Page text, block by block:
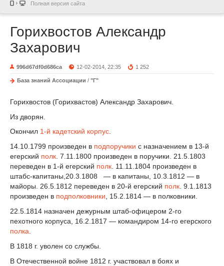
Полная версия сайта
Горихвостов Александр
Захарович
996d67df0d686ca 12-02-2014, 22:35 1 252
База знаний Ассоциации / "Г"
Горихвостов (Горихвастов) Александр Захарович.
Из дворян.
Окончил 1-й кадетский корпус.
14.10.1799 произведен в подпоручики с назначением в 13-й
егерский полк . 7.11.1800 произведен в поручики. 21.5.1803
переведен в 1-й егерский полк . 11.11.1804 произведен в
штабс-капитаны,20.3.1808 — в капитаны, 10.3.1812 — в
майоры. 26.5.1812 переведен в 20-й егерский полк . 9.1.1813
произведен в подполковники , 15.2.1814 — в полковники.
22.5.1814 назначен дежурным штаб-офицером 2-го
пехотного корпуса, 16.2.1817 — командиром 14-го егерского
полка
В 1818 г. уволен со службы.
В Отечественной войне 1812 г. участвовал в боях и